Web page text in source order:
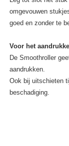
omgevouwen
goed en zonder te
Voor het
De Smoothroller
aandrukken.
Ook bij uitschieten
beschadiging.